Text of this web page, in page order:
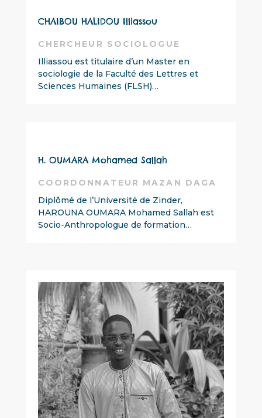
CHAIBOU HALIDOU Illiassou
CHERCHEUR SOCIOLOGUE
Illiassou est titulaire d’un Master en
sociologie de la Faculté des Lettres et
Sciences Humaines (FLSH)…
H. OUMARA Mohamed Sallah
COORDONNATEUR MAZAN DAGA
Diplômé de l’Université de Zinder,
HAROUNA OUMARA Mohamed Sallah est
Socio-Anthropologue de formation…